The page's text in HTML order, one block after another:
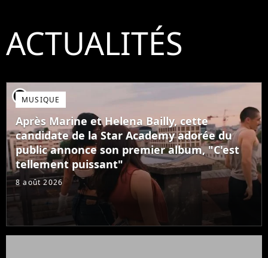
ACTUALITÉS
player2MUSIQUE
Après Marine et Helena Bailly, cette
candidate de la Star Academy adorée du
public annonce son premier album, "C'est
tellement puissant"
8 août 2026